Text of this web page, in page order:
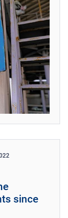
since